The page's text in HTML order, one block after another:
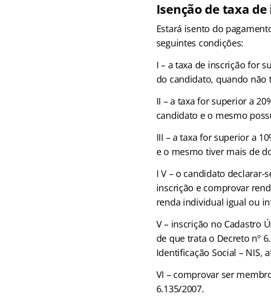
Isenção de taxa
Estará isento do
seguintes condições:
I – a taxa de inscrição for
do candidato, quando não
II – a taxa for superior a
candidato e o mesmo
III – a taxa for superior a
e o mesmo tiver mais de
I V – o candidato
inscrição e comprovar
renda individual igual ou
V – inscrição no Cadastro
de que trata o Decreto nº
Identificação Social – NIS,
VI – comprovar ser
6.135/2007.